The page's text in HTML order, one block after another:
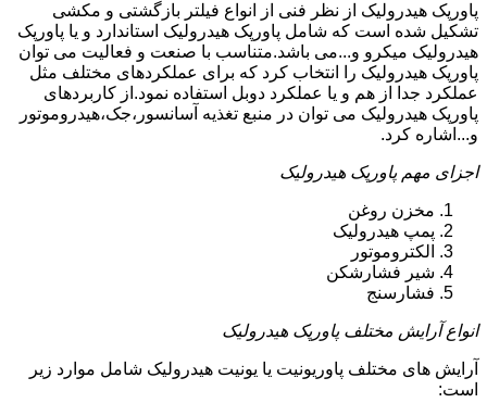
پاورپک هیدرولیک از نظر فنی از انواع فیلتر بازگشتی و مکشی
تشکیل شده است که شامل پاورپک هیدرولیک استاندارد و یا پاورپک
هیدرولیک میکرو و...می باشد.متناسب با صنعت و فعالیت می توان
پاورپک هیدرولیک را انتخاب کرد که برای عملکردهای مختلف مثل
عملکرد جدا از هم و یا عملکرد دوبل استفاده نمود.از کاربردهای
پاورپک هیدرولیک می توان در منبع تغذیه آسانسور،جک،هیدروموتور
و...اشاره کرد.
اجزای مهم پاورپک هیدرولیک
مخزن روغن
پمپ هیدرولیک
الکتروموتور
شیر فشارشکن
فشارسنج
انواع آرایش مختلف پاورپک هیدرولیک
آرایش های مختلف پاوریونیت یا یونیت هیدرولیک شامل موارد زیر
است: